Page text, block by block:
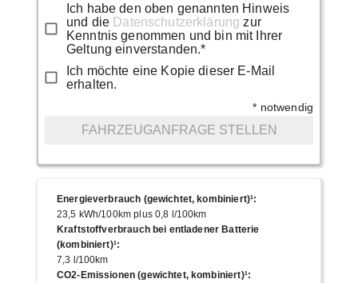
Ich habe den oben genannten Hinweis
und die Datenschutzerklärung zur
Kenntnis genommen und bin mit Ihrer
Geltung einverstanden.*
Ich möchte eine Kopie dieser E-Mail
erhalten.
* notwendig
FAHRZEUGANFRAGE STELLEN
Energieverbrauch (gewichtet, kombiniert)¹:
23,5 kWh/100km plus 0,8 l/100km
Kraftstoffverbrauch bei entladener Batterie
(kombiniert)¹:
7,3 l/100km
CO2-Emissionen (gewichtet, kombiniert)¹: